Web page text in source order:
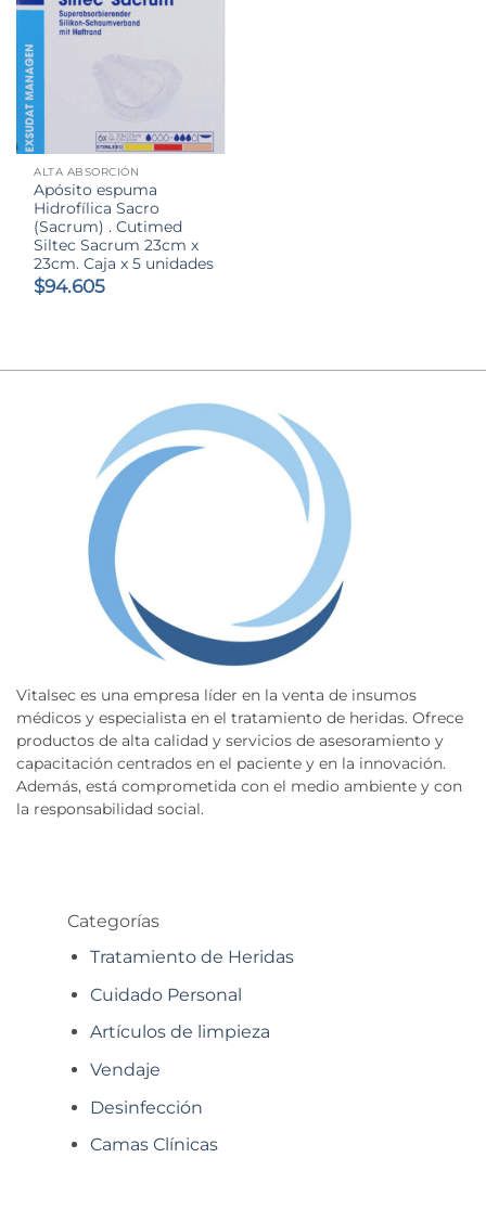
ALTA ABSORCIÓN
Apósito espuma
Hidrofílica Sacro
(Sacrum) . Cutimed
Siltec Sacrum 23cm x
23cm. Caja x 5 unidades
$94.605
Vitalsec es una empresa líder en la venta de insumos
médicos y especialista en el tratamiento de heridas. Ofrece
productos de alta calidad y servicios de asesoramiento y
capacitación centrados en el paciente y en la innovación.
Además, está comprometida con el medio ambiente y con
la responsabilidad social.
Categorías
Tratamiento de Heridas
Cuidado Personal
Artículos de limpieza
Vendaje
Desinfección
Camas Clínicas